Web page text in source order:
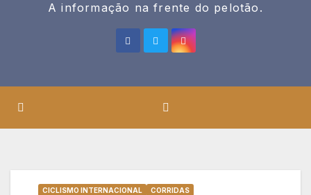
A informação na frente do pelotão.
CICLISMO INTERNACIONAL CORRIDAS